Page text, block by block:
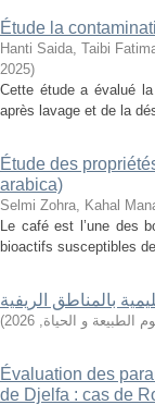
Étude la
Hanti Saida, Taibi
2025)
Cette étude a évalué
après lavage et de la
Étude des
arabica)
Selmi Zohra, Kahal
Le café est l’une des
bioactifs susceptibles
بالمناطق الريفية
الطبيعة و الحياة,
2026
)
Évaluation des
de Djelfa : cas de